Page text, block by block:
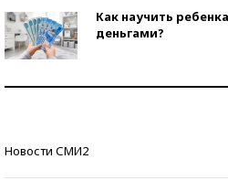
Как научить
деньгами?
Новости СМИ2